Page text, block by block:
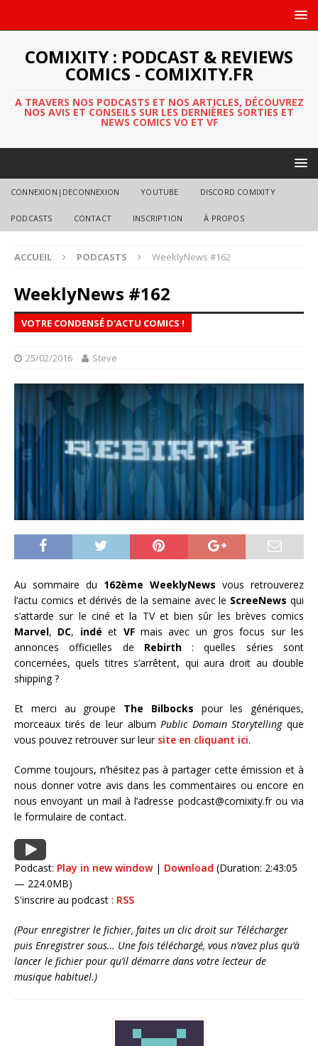
COMIXITY : PODCAST & REVIEWS
COMICS - COMIXITY.FR
A TRAVERS NOS PODCASTS ET NOS ARTICLES, DÉCOUVREZ
NOS AVIS ET CONSEILS SUR LES DERNIÈRES SORTIES ET
NEWS COMICS VO ET VF
CONNEXION|DECONNEXION YOUTUBE DISCORD COMIXITY
PODCASTS CONTACT INSCRIPTION À PROPOS
ACCUEIL PODCASTS WeeklyNews #162
WeeklyNews #162
VOTRE CONDENSÉ D'ACTU COMICS !
25/02/2016 Steve
Au sommaire du 162ème WeeklyNews vous retrouverez
l’actu comics et dérivés de la semaine avec le ScreeNews qui
s’attarde sur le ciné et la TV et bien sûr les brèves comics
Marvel, DC, indéet VFmais avec un gros focus sur les
annonces officielles de Rebirth: quelles séries sont
concernées, quels titres s’arrêtent, qui aura droit au double
shipping ?
Et merci au groupe The Bilbocks pour les génériques,
morceaux tirés de leur albumPublic Domain Storytellingque
vous pouvez retrouver sur leur site en cliquant ici.
Comme toujours, n’hésitez pas à partager cette émission et à
nous donner votre avis dans les commentaires ou encore en
nous envoyant un mail à l’adresse podcast@comixity.fr ou via
le formulaire de contact.
Podcast: Play in new window| Download (Duration: 2:43:05
— 224.0MB)
S'inscrire au podcast : RSS
(Pour enregistrer le fichier, faites un clic droit sur Télécharger
puis Enregistrer sous… Une fois téléchargé, vous n’avez plus qu’à
lancer le fichier pour qu’il démarre dans votre lecteur de
musique habituel.)